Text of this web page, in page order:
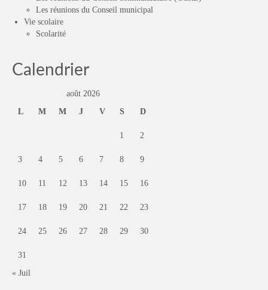
Les réunions du Conseil municipal
Vie scolaire
Scolarité
Calendrier
août 2026
L
M M J V S D
1 2
3 4 5 6 7 8 9
10 11 12 13 14 15 16
17 18 19 20 21 22 23
24 25 26 27 28 29 30
31
« Juil